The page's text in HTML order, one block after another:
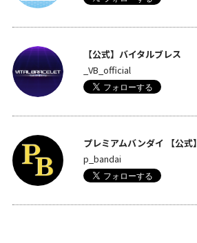
【公式】バイタルブレス
_VB_official
プレミアムバンダイ 【公式】
p_bandai